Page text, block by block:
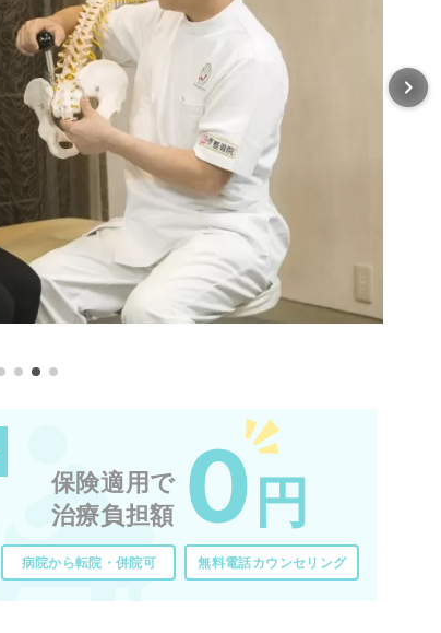
保険適用で
治療負担額 0 円
病院から転院・併院可 無料電話カウンセリング